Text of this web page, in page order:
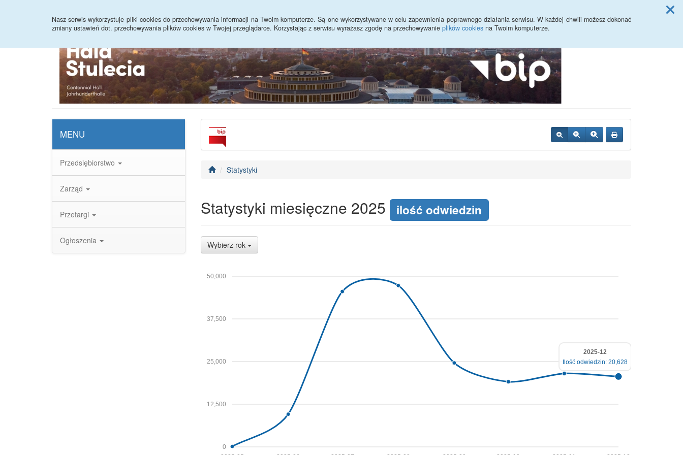
Nasz serwis wykorzystuje pliki cookies do przechowywania informacji na Twoim komputerze. Są one wykorzystywane w celu zapewnienia poprawnego działania serwisu. W każdej chwili możesz dokonać
zmiany ustawień dot. przechowywania plików cookies w Twojej przeglądarce. Korzystając z serwisu wyrażasz zgodę na przechowywanie plików cookies na Twoim komputerze.
Przycisk wyszukaj duży
MENU
Przedsiębiorstwo
Zarząd
Przetargi
Ogłoszenia
Statystyki
Statystyki miesięczne 2025 ilość odwiedzin
Wybierz rok
0
12,500
25,000
37,500
50,000
2025-12
Ilość odwiedzin: 20,628